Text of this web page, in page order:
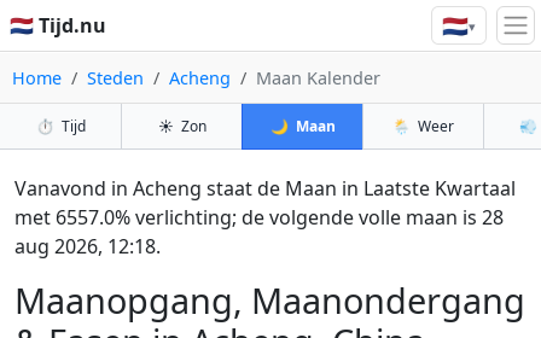
🇳🇱 Tijd.nu 🇳🇱▾
Home Steden Acheng Maan Kalender
⏱️ Tijd ☀️ Zon 🌙 Maan 🌦️ Weer 💨
Maanopgang, Maanondergang
Vanavond in Acheng staat de Maan in Laatste Kwartaal
met 6557.0% verlichting; de volgende volle maan is 28
aug 2026, 12:18.